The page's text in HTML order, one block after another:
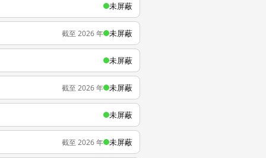
未屏蔽
截至 2026 年 未屏蔽
未屏蔽
截至 2026 年 未屏蔽
未屏蔽
截至 2026 年 未屏蔽